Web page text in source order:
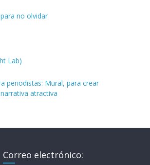
no olvidar
Lab)
periodistas: Mural, para crear
atractiva
Correo electrónico: